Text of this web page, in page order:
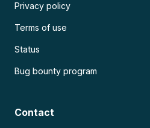
Privacy policy
Terms of use
Status
Bug bounty program
Contact